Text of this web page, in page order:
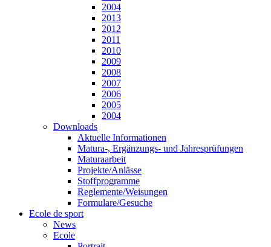
2004
2013
2012
2011
2010
2009
2008
2007
2006
2005
2004
Downloads
Aktuelle Informationen
Matura-, Ergänzungs- und Jahresprüfungen
Maturaarbeit
Projekte/Anlässe
Stoffprogramme
Reglemente/Weisungen
Formulare/Gesuche
Ecole de sport
News
Ecole